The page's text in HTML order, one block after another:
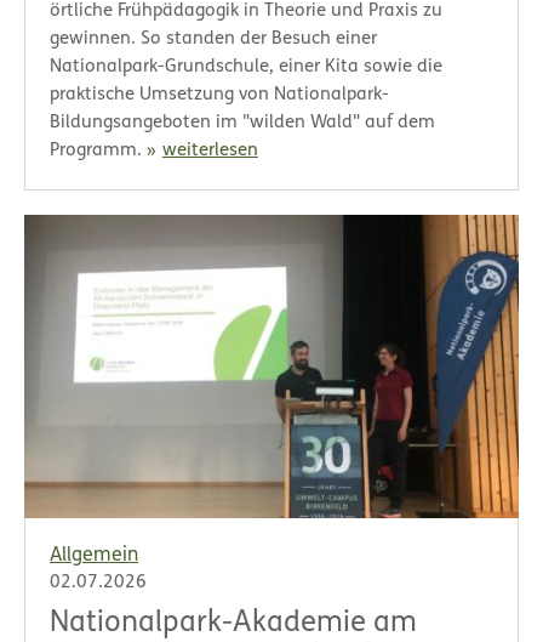
örtliche Frühpädagogik in Theorie und Praxis zu
gewinnen. So standen der Besuch einer
Nationalpark-Grundschule, einer Kita sowie die
praktische Umsetzung von Nationalpark-
Bildungsangeboten im "wilden Wald" auf dem
Programm.
weiterlesen
Allgemein
02.07.2026
Nationalpark-Akademie am